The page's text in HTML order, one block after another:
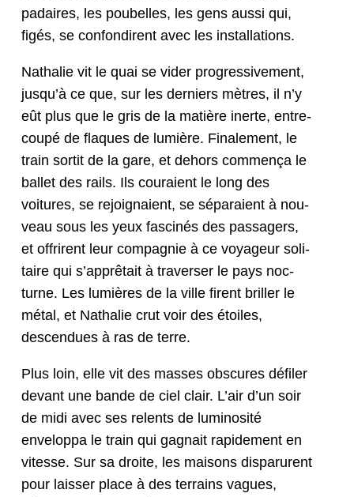
padaires, les poubelles, les gens aus­si qui,
figés, se con­fondirent avec les installations.
Nathalie vit le quai se vider pro­gres­sive­ment,
jusqu’à ce que, sur les derniers mètres, il n’y
eût plus que le gris de la matière inerte, entre­
coupé de flaques de lumière. Finale­ment, le
train sor­tit de la gare, et dehors com­mença le
bal­let des rails. Ils couraient le long des
voitures, se rejoignaient, se séparaient à nou­
veau sous les yeux fascinés des pas­sagers,
et offrirent leur com­pag­nie à ce voyageur soli­
taire qui s’apprêtait à tra­vers­er le pays noc­
turne. Les lumières de la ville firent briller le
métal, et Nathalie crut voir des étoiles,
descen­dues à ras de terre.
Plus loin, elle vit des mass­es obscures défil­er
devant une bande de ciel clair. L’air d’un soir
de midi avec ses relents de lumi­nosité
envelop­pa le train qui gag­nait rapi­de­ment en
vitesse. Sur sa droite, les maisons dis­parurent
pour laiss­er place à des ter­rains vagues,